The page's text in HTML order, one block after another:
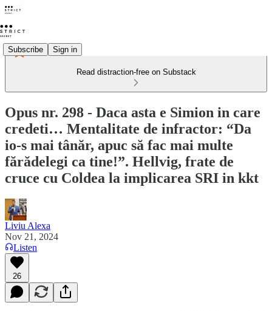
Subscribe Sign in
Read distraction-free on Substack
Opus nr. 298 - Daca asta e Simion in care
credeti… Mentalitate de infractor: “Da
io-s mai tânăr, apuc să fac mai multe
fărădelegi ca tine!”. Hellvig, frate de
cruce cu Coldea la implicarea SRI in kkt
Liviu Alexa
Nov 21, 2024
Listen
26